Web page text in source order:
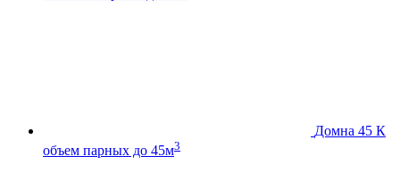
Домна 45 К
объем парных до 45м3